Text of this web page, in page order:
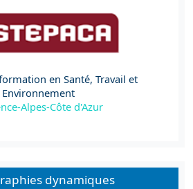
en Santé, Travail et
Environnement
Alpes-Côte d'Azur
dynamiques